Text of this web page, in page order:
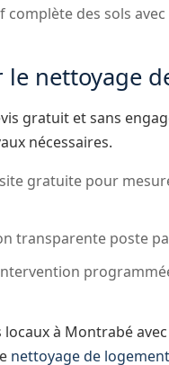
complète des sols
nettoyage
gratuit et sans
nécessaires.
gratuite pour
transparente poste
à Montrabé
nettoyage de